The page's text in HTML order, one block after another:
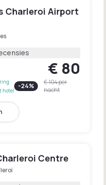
Charleroi Airport
hotel
€ 80
-24% € 104per
nacht
Centre